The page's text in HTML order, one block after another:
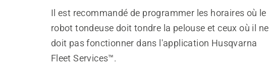
Il est recommandé de programmer les horaires où le
robot tondeuse doit tondre la pelouse et ceux où il ne
doit pas fonctionner dans l'application Husqvarna
Fleet Services™.